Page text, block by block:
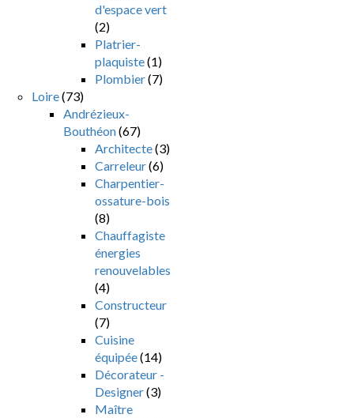
d'espace vert
(2)
Platrier-
plaquiste(1)
Plombier(7)
Loire(73)
Andrézieux-
Bouthéon(67)
Architecte(3)
Carreleur(6)
Charpentier-
ossature-bois
(8)
Chauffagiste
énergies
renouvelables
(4)
Constructeur
(7)
Cuisine
équipée(14)
Décorateur -
Designer(3)
Maître